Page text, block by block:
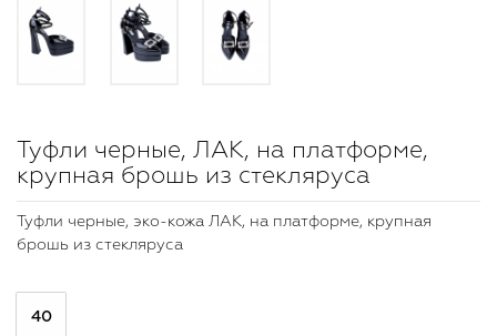
Туфли черные, ЛАК, на платформе,
крупная брошь из стекляруса
Туфли черные, эко-кожа ЛАК, на платформе, крупная
брошь из стекляруса
40